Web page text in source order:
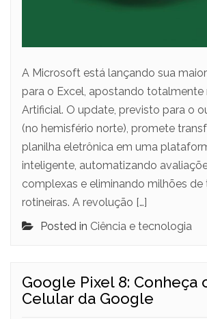
A Microsoft está lançando sua
para o Excel, apostando totalmente
Artificial. O update, previsto para o
(no hemisfério norte), promete
planilha eletrônica em uma
inteligente, automatizando
complexas e eliminando milhões de
rotineiras. A revolução […]
Posted in Ciência e tecnologia
Google Pixel 8: Conheça
Celular da Google